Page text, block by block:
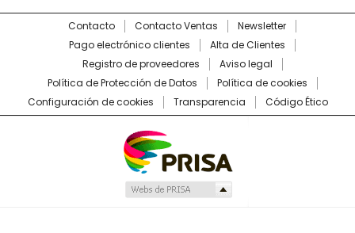
Contacto Contacto Ventas
Newsletter
Pago electrónico clientes
Alta de Clientes
Registro de proveedores
Aviso legal
Política de Protección de Datos
Política de cookies
Configuración de cookies
Transparencia Código Ético